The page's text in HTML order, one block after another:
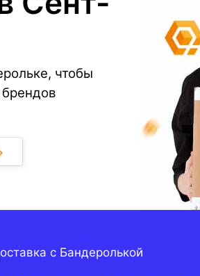
чтобы
с Бандеролькой